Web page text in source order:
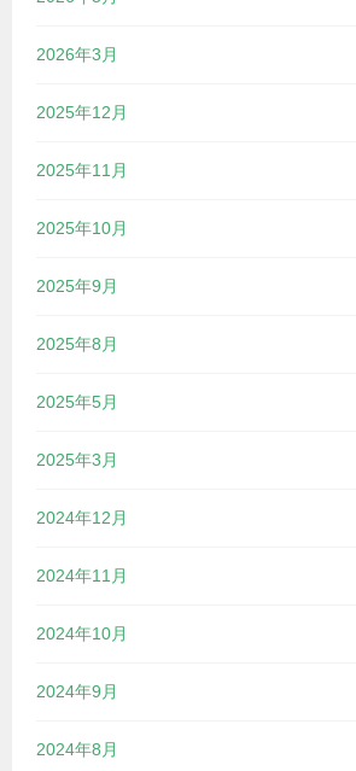
2026年3月
2025年12月
2025年11月
2025年10月
2025年9月
2025年8月
2025年5月
2025年3月
2024年12月
2024年11月
2024年10月
2024年9月
2024年8月